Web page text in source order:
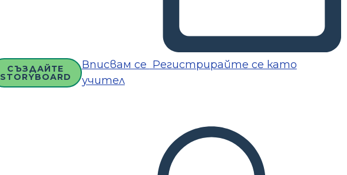
СЪЗДАЙТЕ
STORYBOARD
Вписвам се Регистрирайте се като
учител